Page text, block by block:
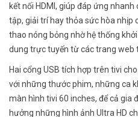
kết nối HDMI, giúp đáp ứng
tập, giải trí hay thỏa sức hòa nhịp
thao nóng bỏng nhờ hệ thống
dung trực tuyến từ các trang web
Hai cổng USB tích hợp trên tivi
với những thước phim, những ca
màn hình tivi 60 inches, để cả gia
hưởng những hình ảnh Ultra HD